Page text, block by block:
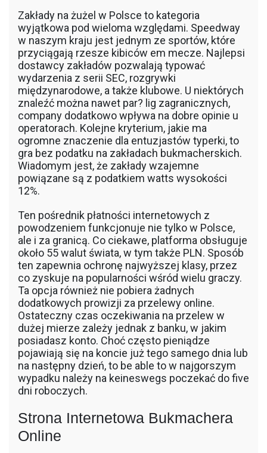
Zakłady na żużel w Polsce to kategoria
wyjątkowa pod wieloma względami. Speedway
w naszym kraju jest jednym ze sportów, które
przyciągają rzesze kibiców em mecze. Najlepsi
dostawcy zakładów pozwalają typować
wydarzenia z serii SEC, rozgrywki
międzynarodowe, a także klubowe. U niektórych
znaleźć można nawet par? lig zagranicznych,
company dodatkowo wpływa na dobre opinie u
operatorach. Kolejne kryterium, jakie ma
ogromne znaczenie dla entuzjastów typerki, to
gra bez podatku na zakładach bukmacherskich.
Wiadomym jest, że zakłady wzajemne
powiązane są z podatkiem watts wysokości
12%.
Ten pośrednik płatności internetowych z
powodzeniem funkcjonuje nie tylko w Polsce,
ale i za granicą. Co ciekawe, platforma obsługuje
około 55 walut świata, w tym także PLN. Sposób
ten zapewnia ochronę najwyższej klasy, przez
co zyskuje na popularności wśród wielu graczy.
Ta opcja również nie pobiera żadnych
dodatkowych prowizji za przelewy online.
Ostateczny czas oczekiwania na przelew w
dużej mierze zależy jednak z banku, w jakim
posiadasz konto. Choć często pieniądze
pojawiają się na koncie już tego samego dnia lub
na następny dzień, to be able to w najgorszym
wypadku należy na keineswegs poczekać do five
dni roboczych.
Strona Internetowa Bukmachera
Online